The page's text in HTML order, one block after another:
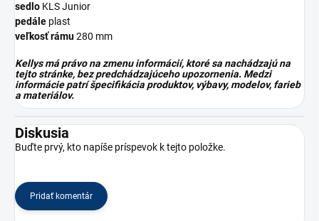
sedlo KLS Junior
pedále plast
veľkosť rámu280 mm
Kellys má právo na zmenu informácií, ktoré sa nachádzajú na
tejto stránke, bez predchádzajúceho upozornenia. Medzi
informácie patrí špecifikácia produktov, výbavy, modelov, farieb
a materiálov.
Diskusia
Buďte prvý, kto napíše príspevok k tejto položke.
Pridať komentár